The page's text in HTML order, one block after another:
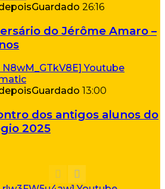
Guardado 26:16
do Jérôme Amaro –
Guardado 13:00
dos antigos alunos do
2025